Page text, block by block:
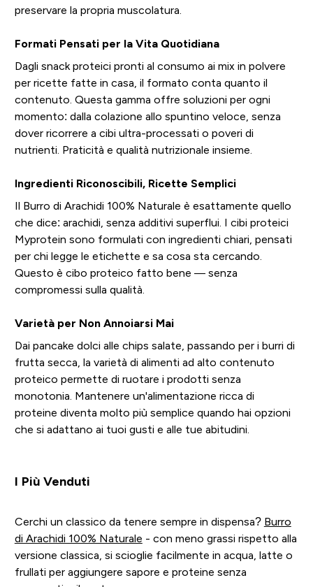
preservare la propria muscolatura.
Formati Pensati per la Vita Quotidiana
Dagli snack proteici pronti al consumo ai mix in polvere
per ricette fatte in casa, il formato conta quanto il
contenuto. Questa gamma offre soluzioni per ogni
momento: dalla colazione allo spuntino veloce, senza
dover ricorrere a cibi ultra-processati o poveri di
nutrienti. Praticità e qualità nutrizionale insieme.
Ingredienti Riconoscibili, Ricette Semplici
Il Burro di Arachidi 100% Naturale è esattamente quello
che dice: arachidi, senza additivi superflui. I cibi proteici
Myprotein sono formulati con ingredienti chiari, pensati
per chi legge le etichette e sa cosa sta cercando.
Questo è cibo proteico fatto bene — senza
compromessi sulla qualità.
Varietà per Non Annoiarsi Mai
Dai pancake dolci alle chips salate, passando per i burri di
frutta secca, la varietà di alimenti ad alto contenuto
proteico permette di ruotare i prodotti senza
monotonia. Mantenere un'alimentazione ricca di
proteine diventa molto più semplice quando hai opzioni
che si adattano ai tuoi gusti e alle tue abitudini.
I Più Venduti
Cerchi un classico da tenere sempre in dispensa? Burro
di Arachidi 100% Naturale - con meno grassi rispetto alla
versione classica, si scioglie facilmente in acqua, latte o
frullati per aggiungere sapore e proteine senza